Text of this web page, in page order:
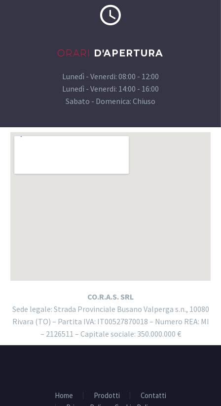
ORARI D'APERTURA
Lunedì - Venerdi: 08:00 - 12:00
Lunedì - Venerdi: 14:00 - 16:00
Sabato - Domenica: Chiuso
CO.R.A.S. SRL
Sede legale: Strada Provinciale Busano Valperga s.n., 10080
Rivara (TO) – Partita IVA: IT00527870018 – Numero REA: MI
– 2126511 – Capitale sociale: 350.000.000 €
Home Prodotti
Contatti